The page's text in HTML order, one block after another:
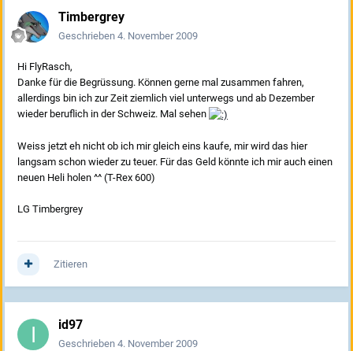
Timbergrey
Geschrieben 4. November 2009
Hi FlyRasch,
Danke für die Begrüssung. Können gerne mal zusammen fahren,
allerdings bin ich zur Zeit ziemlich viel unterwegs und ab Dezember
wieder beruflich in der Schweiz. Mal sehen
Weiss jetzt eh nicht ob ich mir gleich eins kaufe, mir wird das hier
langsam schon wieder zu teuer. Für das Geld könnte ich mir auch einen
neuen Heli holen ^^ (T-Rex 600)
LG Timbergrey
Zitieren
id97
Geschrieben 4. November 2009